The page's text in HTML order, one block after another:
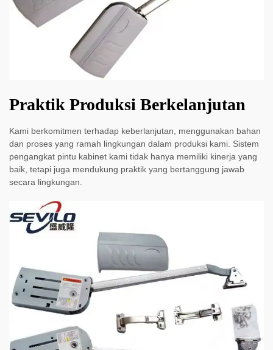
Praktik Produksi Berkelanjutan
Kami berkomitmen terhadap keberlanjutan, menggunakan bahan
dan proses yang ramah lingkungan dalam produksi kami. Sistem
pengangkat pintu kabinet kami tidak hanya memiliki kinerja yang
baik, tetapi juga mendukung praktik yang bertanggung jawab
secara lingkungan.